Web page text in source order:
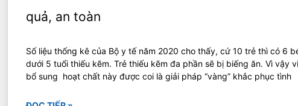
quả, an toàn
Số liệu thống kê của Bộ y tế năm 2020 cho thấy, cứ 10 trẻ thì có 6
dưới 5 tuổi thiếu kẽm. Trẻ thiếu kẽm đa phần sẽ bị biếng ăn. Vì vậy
bổ sung hoạt chất này được coi là giải pháp “vàng” khắc phục tình